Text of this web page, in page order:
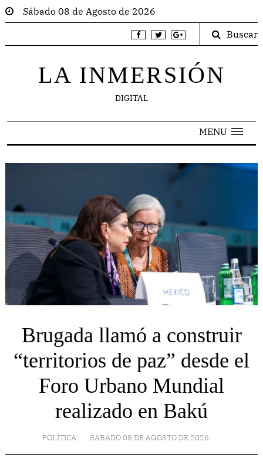
Sábado 08 de Agosto de 2026
Buscar
LA INMERSIÓN
DIGITAL
MENU
Brugada llamó a construir
“territorios de paz” desde el
Foro Urbano Mundial
realizado en Bakú
POLÍTICA SÁBADO 08 DE AGOSTO DE 2026